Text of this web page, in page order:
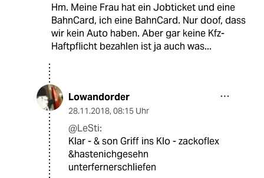
Hm. Meine Frau hat ein Jobticket und eine
BahnCard, ich eine BahnCard. Nur doof, dass
wir kein Auto haben. Aber gar keine Kfz-
Haftpflicht bezahlen ist ja auch was...
Lowandorder
28.11.2018, 08:15 Uhr
@LeSti:
Klar - & son Griff ins Klo - zackoflex
&hastenichgesehn
unterfernerschliefen